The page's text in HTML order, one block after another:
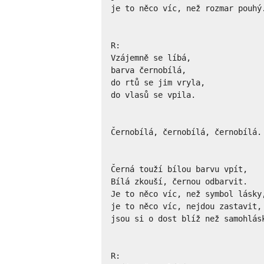
je to něco víc, než rozmar pouhý.
R:
Vzájemně se líbá,
barva černobílá,
do rtů se jim vryla,
do vlasů se vpila.
Černobílá, černobílá, černobílá.
Černá touží bílou barvu vpít,
Bílá zkouší, černou odbarvit.
Je to něco víc, než symbol
je to něco víc, nejdou zastavit,
jsou si o dost blíž než
R: